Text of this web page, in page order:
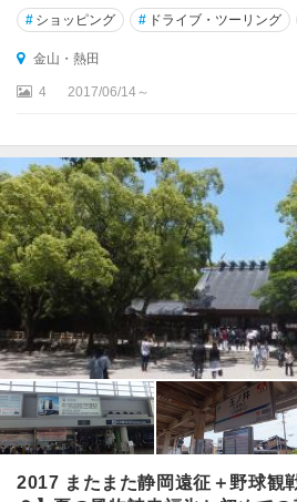
# ショッピング # ドライブ・ツーリング
金山・熱田
4 2017/06/14～
2017 またまた静岡遠征＋野球観